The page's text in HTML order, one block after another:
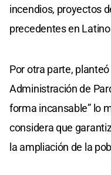
incendios, proyectos
precedentes en
Por otra parte,
Administración de
forma incansable” lo
considera que
la ampliación de la